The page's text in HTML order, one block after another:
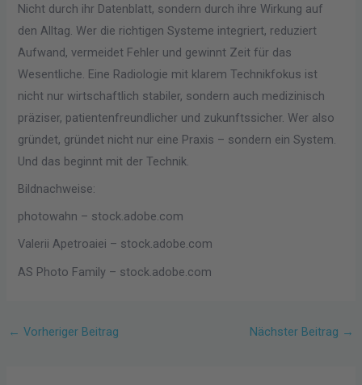
Nicht durch ihr Datenblatt, sondern durch ihre Wirkung auf
den Alltag. Wer die richtigen Systeme integriert, reduziert
Aufwand, vermeidet Fehler und gewinnt Zeit für das
Wesentliche. Eine Radiologie mit klarem Technikfokus ist
nicht nur wirtschaftlich stabiler, sondern auch medizinisch
präziser, patientenfreundlicher und zukunftssicher. Wer also
gründet, gründet nicht nur eine Praxis – sondern ein System.
Und das beginnt mit der Technik.
Bildnachweise:
photowahn – stock.adobe.com
Valerii Apetroaiei – stock.adobe.com
AS Photo Family – stock.adobe.com
← Vorheriger Beitrag Nächster Beitrag →